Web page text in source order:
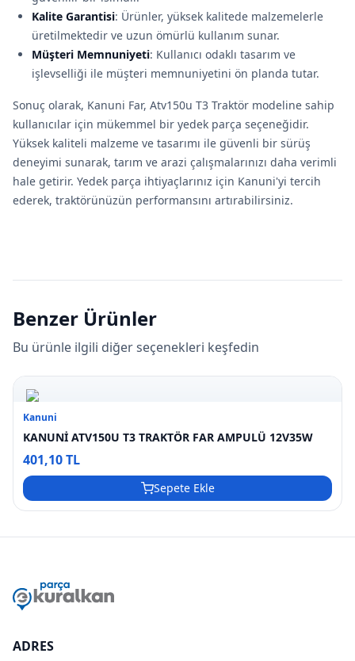
Kalite Garantisi: Ürünler, yüksek kalitede malzemelerle
üretilmektedir ve uzun ömürlü kullanım sunar.
Müşteri Memnuniyeti: Kullanıcı odaklı tasarım ve
işlevselliği ile müşteri memnuniyetini ön planda tutar.
Sonuç olarak, Kanuni Far, Atv150u T3 Traktör modeline sahip
kullanıcılar için mükemmel bir yedek parça seçeneğidir.
Yüksek kaliteli malzeme ve tasarımı ile güvenli bir sürüş
deneyimi sunarak, tarım ve arazi çalışmalarınızı daha verimli
hale getirir. Yedek parça ihtiyaçlarınız için Kanuni'yi tercih
ederek, traktörünüzün performansını artırabilirsiniz.
Benzer Ürünler
Bu ürünle ilgili diğer seçenekleri keşfedin
Kanuni
KANUNİ ATV150U T3 TRAKTÖR FAR AMPULÜ 12V35W
401,10 TL
Sepete Ekle
ADRES